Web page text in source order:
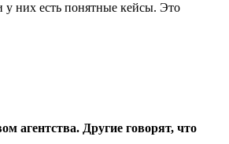
у них есть понятные кейсы. Это
агентства. Другие говорят, что